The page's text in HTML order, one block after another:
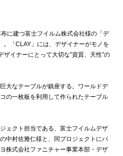
に建つ富士フイルム株式会社様の「デ
「CLAY」には、デザイナーがモノを
ザイナーにとって大切な”資質、天性”の
大なテーブルが鎮座する。ワールドデ
の一枚板を利用して作られたテーブル
ェクト担当である、富士フイルムデザ
中村佐雅仁様と、同プロジェクトにパ
株式会社ファニチャー事業本部・デザ